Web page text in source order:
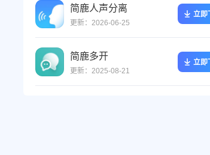
简鹿人声分离
更新：2026-06-25
立即
简鹿多开
更新：2025-08-21
立即